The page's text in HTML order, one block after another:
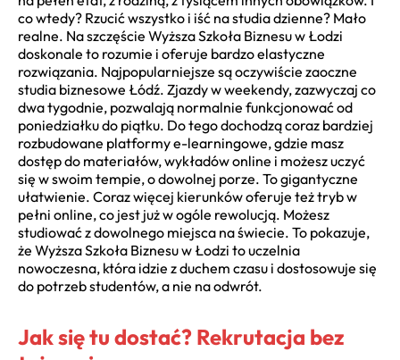
co wtedy? Rzucić wszystko i iść na studia dzienne? Mało
realne. Na szczęście Wyższa Szkoła Biznesu w Łodzi
doskonale to rozumie i oferuje bardzo elastyczne
rozwiązania. Najpopularniejsze są oczywiście zaoczne
studia biznesowe Łódź. Zjazdy w weekendy, zazwyczaj co
dwa tygodnie, pozwalają normalnie funkcjonować od
poniedziałku do piątku. Do tego dochodzą coraz bardziej
rozbudowane platformy e-learningowe, gdzie masz
dostęp do materiałów, wykładów online i możesz uczyć
się w swoim tempie, o dowolnej porze. To gigantyczne
ułatwienie. Coraz więcej kierunków oferuje też tryb w
pełni online, co jest już w ogóle rewolucją. Możesz
studiować z dowolnego miejsca na świecie. To pokazuje,
że Wyższa Szkoła Biznesu w Łodzi to uczelnia
nowoczesna, która idzie z duchem czasu i dostosowuje się
do potrzeb studentów, a nie na odwrót.
Jak się tu dostać? Rekrutacja bez